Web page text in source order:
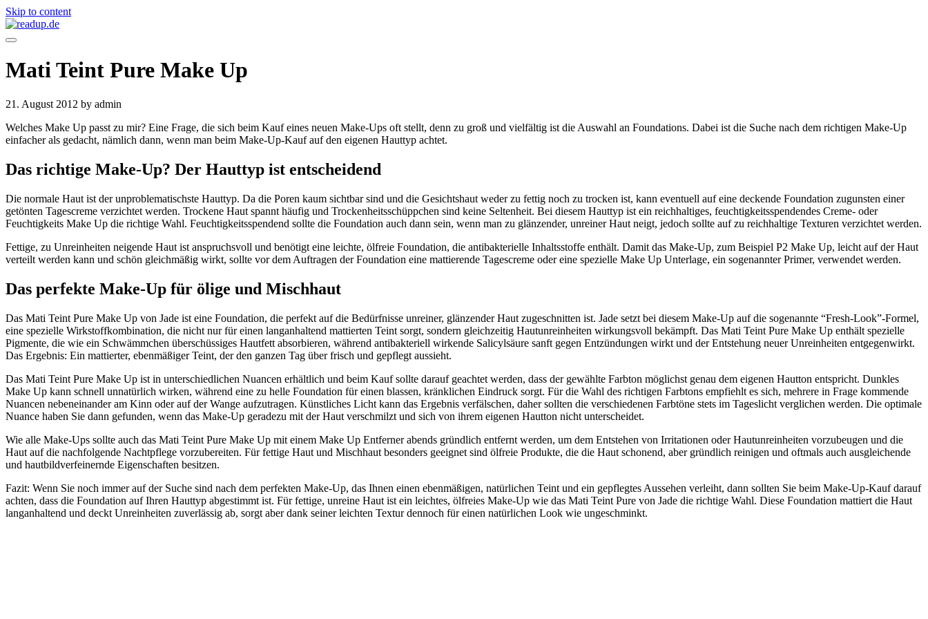
Skip to content
Mati Teint Pure Make Up
21. August 2012 by admin
Welches Make Up passt zu mir? Eine Frage, die sich beim Kauf eines neuen Make-Ups oft stellt, denn zu groß und vielfältig ist die Auswahl an Foundations. Dabei ist die Suche nach dem richtigen Make-Up
einfacher als gedacht, nämlich dann, wenn man beim Make-Up-Kauf auf den eigenen Hauttyp achtet.
Das richtige Make-Up? Der Hauttyp ist entscheidend
Die normale Haut ist der unproblematischste Hauttyp. Da die Poren kaum sichtbar sind und die Gesichtshaut weder zu fettig noch zu trocken ist, kann eventuell auf eine deckende Foundation zugunsten einer
getönten Tagescreme verzichtet werden. Trockene Haut spannt häufig und Trockenheitsschüppchen sind keine Seltenheit. Bei diesem Hauttyp ist ein reichhaltiges, feuchtigkeitsspendendes Creme- oder
Feuchtigkeits Make Up die richtige Wahl. Feuchtigkeitsspendend sollte die Foundation auch dann sein, wenn man zu glänzender, unreiner Haut neigt, jedoch sollte auf zu reichhaltige Texturen verzichtet werden.
Fettige, zu Unreinheiten neigende Haut ist anspruchsvoll und benötigt eine leichte, ölfreie Foundation, die antibakterielle Inhaltsstoffe enthält. Damit das Make-Up, zum Beispiel P2 Make Up, leicht auf der Haut
verteilt werden kann und schön gleichmäßig wirkt, sollte vor dem Auftragen der Foundation eine mattierende Tagescreme oder eine spezielle Make Up Unterlage, ein sogenannter Primer, verwendet werden.
Das perfekte Make-Up für ölige und Mischhaut
Das Mati Teint Pure Make Up von Jade ist eine Foundation, die perfekt auf die Bedürfnisse unreiner, glänzender Haut zugeschnitten ist. Jade setzt bei diesem Make-Up auf die sogenannte “Fresh-Look”-Formel,
eine spezielle Wirkstoffkombination, die nicht nur für einen langanhaltend mattierten Teint sorgt, sondern gleichzeitig Hautunreinheiten wirkungsvoll bekämpft. Das Mati Teint Pure Make Up enthält spezielle
Pigmente, die wie ein Schwämmchen überschüssiges Hautfett absorbieren, während antibakteriell wirkende Salicylsäure sanft gegen Entzündungen wirkt und der Entstehung neuer Unreinheiten entgegenwirkt.
Das Ergebnis: Ein mattierter, ebenmäßiger Teint, der den ganzen Tag über frisch und gepflegt aussieht.
Das Mati Teint Pure Make Up ist in unterschiedlichen Nuancen erhältlich und beim Kauf sollte darauf geachtet werden, dass der gewählte Farbton möglichst genau dem eigenen Hautton entspricht. Dunkles
Make Up kann schnell unnatürlich wirken, während eine zu helle Foundation für einen blassen, kränklichen Eindruck sorgt. Für die Wahl des richtigen Farbtons empfiehlt es sich, mehrere in Frage kommende
Nuancen nebeneinander am Kinn oder auf der Wange aufzutragen. Künstliches Licht kann das Ergebnis verfälschen, daher sollten die verschiedenen Farbtöne stets im Tageslicht verglichen werden. Die optimale
Nuance haben Sie dann gefunden, wenn das Make-Up geradezu mit der Haut verschmilzt und sich von ihrem eigenen Hautton nicht unterscheidet.
Wie alle Make-Ups sollte auch das Mati Teint Pure Make Up mit einem Make Up Entferner abends gründlich entfernt werden, um dem Entstehen von Irritationen oder Hautunreinheiten vorzubeugen und die
Haut auf die nachfolgende Nachtpflege vorzubereiten. Für fettige Haut und Mischhaut besonders geeignet sind ölfreie Produkte, die die Haut schonend, aber gründlich reinigen und oftmals auch ausgleichende
und hautbildverfeinernde Eigenschaften besitzen.
Fazit: Wenn Sie noch immer auf der Suche sind nach dem perfekten Make-Up, das Ihnen einen ebenmäßigen, natürlichen Teint und ein gepflegtes Aussehen verleiht, dann sollten Sie beim Make-Up-Kauf darauf
achten, dass die Foundation auf Ihren Hauttyp abgestimmt ist. Für fettige, unreine Haut ist ein leichtes, ölfreies Make-Up wie das Mati Teint Pure von Jade die richtige Wahl. Diese Foundation mattiert die Haut
langanhaltend und deckt Unreinheiten zuverlässig ab, sorgt aber dank seiner leichten Textur dennoch für einen natürlichen Look wie ungeschminkt.